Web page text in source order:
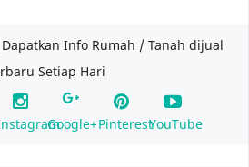
Info Rumah / Tanah dijual
Setiap Hari
Google+PinterestYouTube